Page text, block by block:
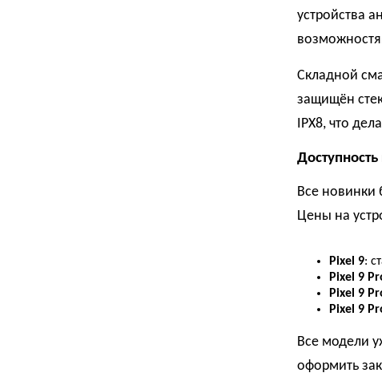
устройства
Складной
защищён
IPX8, что
Все новинки
Цены на
Pixel 9:
Pixel 9
Pixel 9
Pixel 9
Все модели
оформить